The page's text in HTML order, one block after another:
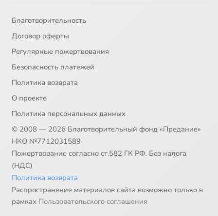
Благотворительность
Договор оферты
Регулярные пожертвования
Безопасность платежей
Политика возврата
О проекте
Политика персональных данных
© 2008 — 2026 Благотворительный фонд «Предание»
НКО №7712031589
Пожертвование согласно ст.582 ГК РФ. Без налога
(НДС)
Политика возврата
Распространение материалов сайта возможно только в
рамках Пользовательского соглашения